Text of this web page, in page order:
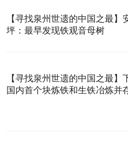
【寻找泉州世遗的中国之最】
坪：最早发现铁观音母树
【寻找泉州世遗的中国之最】
国内首个块炼铁和生铁冶炼并